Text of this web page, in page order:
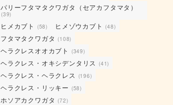
パリーフタマタクワガタ（セアカフタマタ）
(39)
ヒメカブト (58) ヒメゾウカブト (48)
フタマタクワガタ (108)
ヘラクレスオオカブト (349)
ヘラクレス・オキシデンタリス (41)
ヘラクレス・ヘラクレス (196)
ヘラクレス・リッキー (58)
ホソアカクワガタ (72)